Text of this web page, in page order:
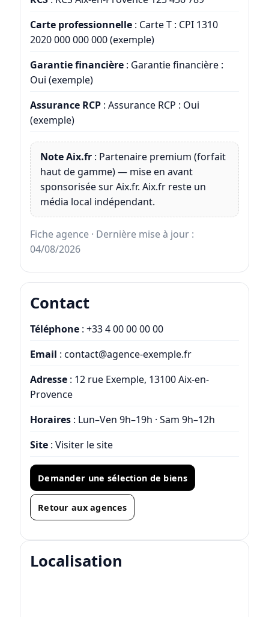
Carte professionnelle: Carte T : CPI 1310
2020 000 000 000 (exemple)
Garantie financière: Garantie financière :
Oui (exemple)
Assurance RCP: Assurance RCP : Oui
(exemple)
Note Aix.fr: Partenaire premium (forfait
haut de gamme) — mise en avant
sponsorisée sur Aix.fr. Aix.fr reste un
média local indépendant.
Fiche agence · Dernière mise à jour :
04/08/2026
Contact
Téléphone: +33 4 00 00 00 00
Email : contact@agence-exemple.fr
Adresse: 12 rue Exemple, 13100 Aix-en-
Provence
Horaires: Lun–Ven 9h–19h · Sam 9h–12h
Site: Visiter le site
Demander une sélection de biens
Retour aux agences
Localisation